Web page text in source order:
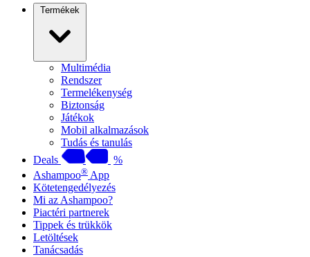
Termékek
Multimédia
Rendszer
Termelékenység
Biztonság
Játékok
Mobil alkalmazások
Tudás és tanulás
Deals
%
Ashampoo® App
Kötetengedélyezés
Mi az Ashampoo?
Piactéri partnerek
Tippek és trükkök
Letöltések
Tanácsadás